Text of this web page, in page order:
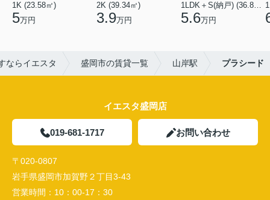
1K (23.58㎡)
5万円
2K (39.34㎡)
3.9万円
1LDK＋S(納戸) (36.80㎡)
5.6万円
ならイエスタ 盛岡市の賃貸一覧 山岸駅 プラシード
イエスタ盛岡店
019-681-1717 お問い合わせ
〒020-0807
岩手県盛岡市加賀野２丁目3-43
営業時間： 10：00-17：30